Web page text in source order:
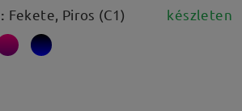
: Fekete, Piros (C1) készleten